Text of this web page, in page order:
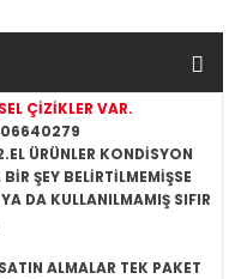
ÇİZİKLER VAR.
ÜRÜNLER KONDİSYON
ŞEY BELİRTİLMEMİŞSE
DA KULLANILMAMIŞ SIFIR
ALMALAR TEK PAKET